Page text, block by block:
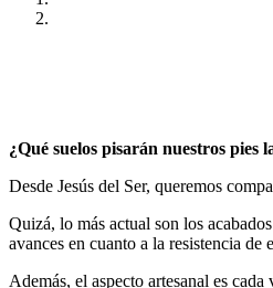
¿Qué suelos pisarán nuestros pies
Desde Jesús del Ser, queremos
Quizá, lo más actual son los
avances en cuanto a la resistencia de
Además, el aspecto artesanal es